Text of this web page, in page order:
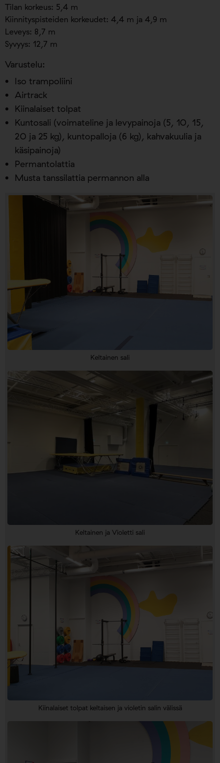
Tilan korkeus: 5,4 m
Kiinnityspisteiden korkeudet: 4,4 m ja 4,9 m
Leveys: 8,7 m
Syvyys: 12,7 m
Varustelu:
Iso trampoliini
Airtrack
Kiinalaiset tolpat
Kuntosali (voimateline ja levypainoja (5, 10, 15,
20 ja 25 kg), kuntopalloja (6 kg), kahvakuulia ja
käsipainoja)
Permantolattia
Musta tanssilattia permannon alla
Keltainen sali
Keltainen ja Violetti sali
Kiinalaiset tolpat keltaisen ja violetin salin välissä